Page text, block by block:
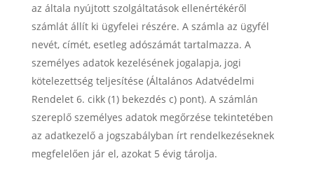
az általa nyújtott szolgáltatások ellenértékéről
számlát állít ki ügyfelei részére. A számla az ügyfél
nevét, címét, esetleg adószámát tartalmazza. A
személyes adatok kezelésének jogalapja, jogi
kötelezettség teljesítése (Általános Adatvédelmi
Rendelet 6. cikk (1) bekezdés c) pont). A számlán
szereplő személyes adatok megőrzése tekintetében
az adatkezelő a jogszabályban írt rendelkezéseknek
megfelelően jár el, azokat 5 évig tárolja.